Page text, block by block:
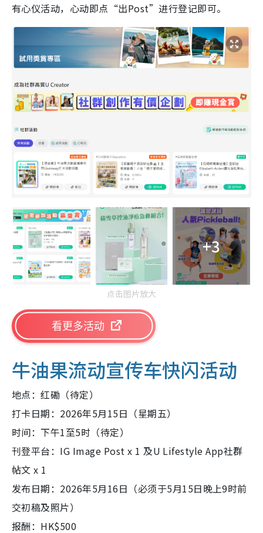
有心仪活动，心动即点“出Post”进行登记即可。
+3
点击图片放大
看更多活动
牛油果流动宣传车快闪活动
地点：红磡（待定）
打卡日期：2026年5月15日（星期五）
时间：下午1至5时（待定）
刊登平台：IG Image Post x 1 及U Lifestyle App社群
帖文 x 1
发布日期：2026年5月16日（必须于5月15日晚上9时前
交初稿及照片）
报酬：HK$500